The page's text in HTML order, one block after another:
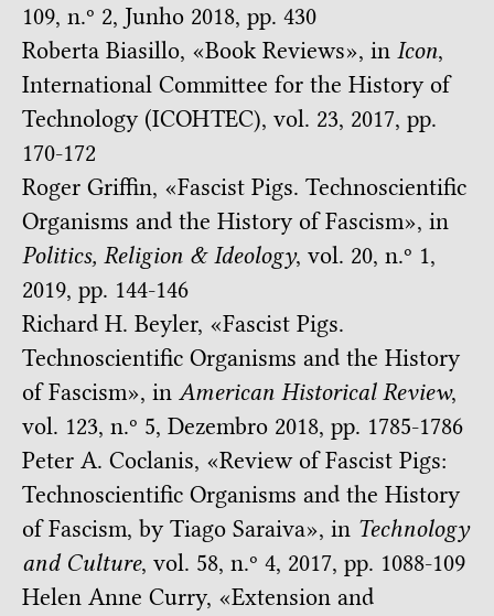
109, n.º 2, Junho 2018, pp. 430
Roberta Biasillo, «Book Reviews», in Icon,
International Committee for the History of
Technology (ICOHTEC), vol. 23, 2017, pp.
170-172
Roger Griffin, «Fascist Pigs. Technoscientific
Organisms and the History of Fascism», in
Politics, Religion & Ideology, vol. 20, n.º 1,
2019, pp. 144-146
Richard H. Beyler, «Fascist Pigs.
Technoscientific Organisms and the History
of Fascism», in American Historical Review,
vol. 123, n.º 5, Dezembro 2018, pp. 1785-1786
Peter A. Coclanis, «Review of Fascist Pigs:
Technoscientific Organisms and the History
of Fascism, by Tiago Saraiva», in Technology
and Culture, vol. 58, n.º 4, 2017, pp. 1088-109
Helen Anne Curry, «Extension and